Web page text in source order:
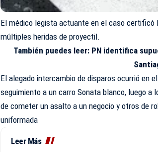
El médico legista actuante en el caso certificó
múltiples heridas de proyectil.
También puedes leer: PN identifica
El alegado intercambio de disparos ocurrió en
seguimiento a un carro Sonata blanco, luego
de cometer un asalto a un negocio y otros de
uniformada
Leer Más